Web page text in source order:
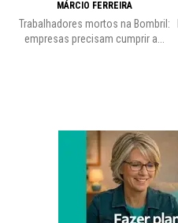
MÁRCIO FERREIRA
Trabalhadores mortos na Bombril:
empresas precisam cumprir a...